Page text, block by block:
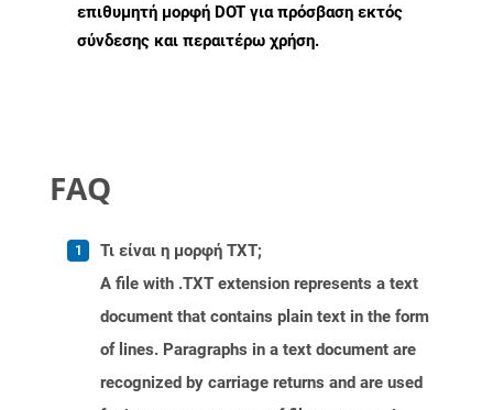
επιθυμητή μορφή DOT για πρόσβαση εκτός
σύνδεσης και περαιτέρω χρήση.
FAQ
Τι είναι η μορφή TXT;
A file with .TXT extension represents a text
document that contains plain text in the form
of lines. Paragraphs in a text document are
recognized by carriage returns and are used